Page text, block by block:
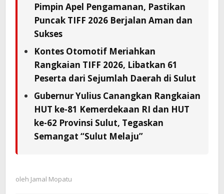
Pimpin Apel Pengamanan, Pastikan
Puncak TIFF 2026 Berjalan Aman dan
Sukses
Kontes Otomotif Meriahkan
Rangkaian TIFF 2026, Libatkan 61
Peserta dari Sejumlah Daerah di Sulut
Gubernur Yulius Canangkan Rangkaian
HUT ke-81 Kemerdekaan RI dan HUT
ke-62 Provinsi Sulut, Tegaskan
Semangat “Sulut Melaju”
oleh Jamal Mopatu